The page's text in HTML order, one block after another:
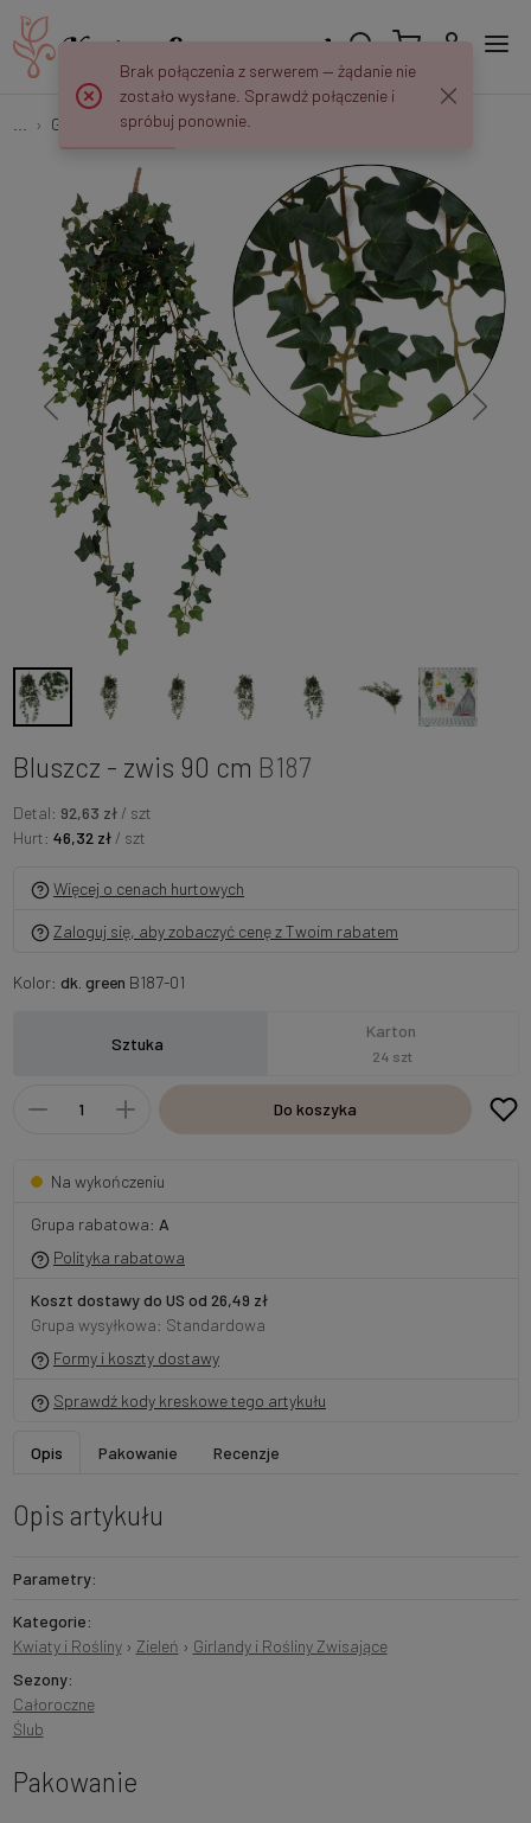
Girlandy i Rośliny Zwisające
Bluszcz - zwis 90 cm B187
Detal: 92,63 zł / szt
Hurt: 46,32 zł / szt
Więcej o cenach hurtowych
Zaloguj się, aby zobaczyć cenę z Twoim rabatem
Kolor: dk. green B187-01
Sztuka
Karton
24 szt
Do koszyka
Na wykończeniu
Grupa rabatowa: A
Polityka rabatowa
Koszt dostawy do US od 26,49 zł
Grupa wysyłkowa: Standardowa
Formy i koszty dostawy
Sprawdź kody kreskowe tego artykułu
Opis Pakowanie Recenzje
Opis artykułu
Parametry:
Kategorie:
Kwiaty i Rośliny› Zieleń › Girlandy i Rośliny Zwisające
Sezony:
Całoroczne
Ślub
Pakowanie
Brak połączenia z serwerem — żądanie nie
zostało wysłane. Sprawdź połączenie i
spróbuj ponownie.